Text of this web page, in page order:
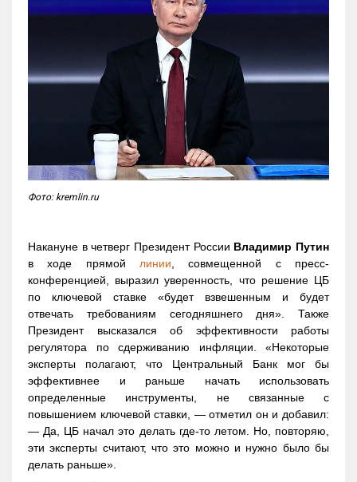
Фото: kremlin.ru
Накануне в четверг Президент России Владимир Путин
в ходе прямой линии, совмещенной с пресс-
конференцией, выразил уверенность, что решение ЦБ
по ключевой ставке «будет взвешенным и будет
отвечать требованиям сегодняшнего дня». Также
Президент высказался об эффективности работы
регулятора по сдерживанию инфляции. «Некоторые
эксперты полагают, что Центральный Банк мог бы
эффективнее и раньше начать использовать
определенные инструменты, не связанные с
повышением ключевой ставки, — отметил он и добавил:
— Да, ЦБ начал это делать где-то летом. Но, повторяю,
эти эксперты считают, что это можно и нужно было бы
делать раньше».